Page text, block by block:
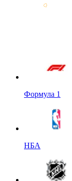
Формула 1
НБА